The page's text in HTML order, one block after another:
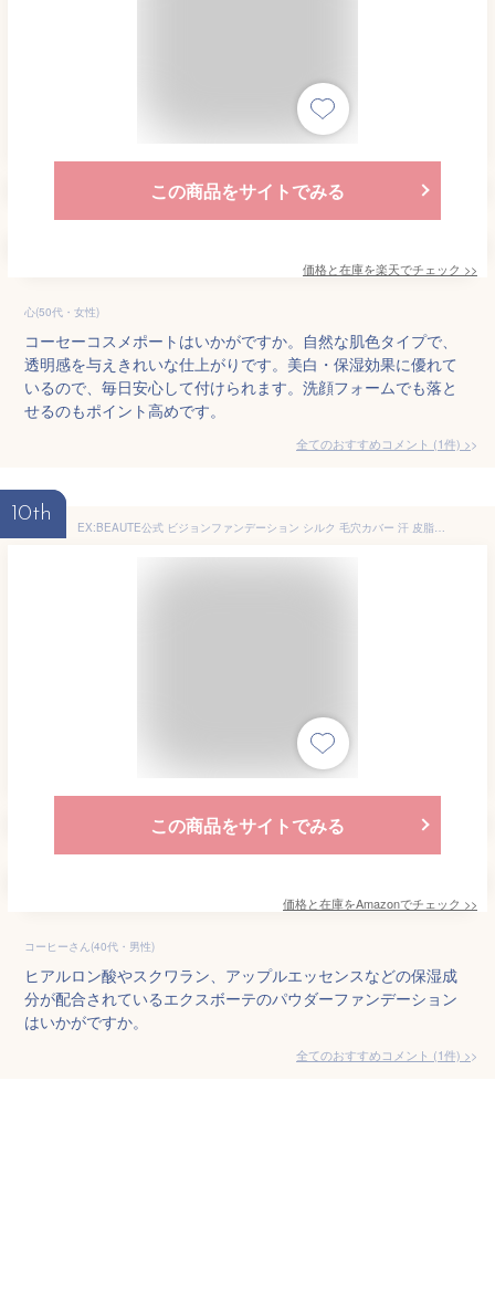
この商品をサイトでみる
価格と在庫を楽天でチェック >>
心(50代・女性)
コーセーコスメポートはいかがですか。自然な肌色タイプで、
透明感を与えきれいな仕上がりです。美白・保湿効果に優れて
いるので、毎日安心して付けられます。洗顔フォームでも落と
せるのもポイント高めです。
全てのおすすめコメント (1件) >
10th
EX:BEAUTE公式 ビジョンファンデーション シルク 毛穴カバー 汗 皮脂に強い 崩れにくい パウダーファンデーション 日本製 国産 (オークル02 自然な印象, ケース付) エクスボーテ
この商品をサイトでみる
価格と在庫をAmazonでチェック >>
コーヒーさん(40代・男性)
ヒアルロン酸やスクワラン、アップルエッセンスなどの保湿成
分が配合されているエクスボーテのパウダーファンデーション
はいかがですか。
全てのおすすめコメント (1件) >